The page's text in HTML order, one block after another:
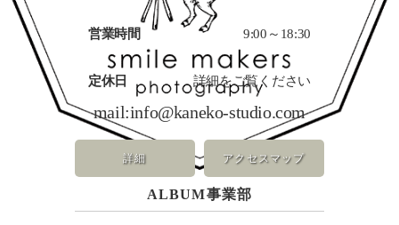
営業時間 9:00～18:30
定休日 詳細をご覧ください
mail:info@kaneko-studio.com
詳細 アクセスマップ
ALBUM事業部